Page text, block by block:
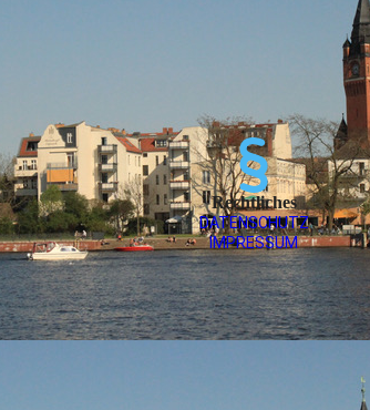
Rechtliches
DATEN­SCHUTZ
IMPRESSUM